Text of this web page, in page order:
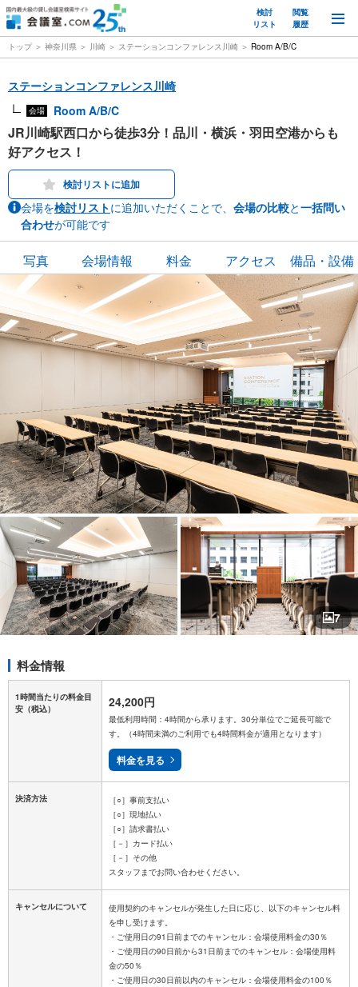
検討
リスト
閲覧
履歴
トップ 神奈川県 川崎 ステーションコンファレンス川崎 Room A/B/C
ステーションコンファレンス川崎
会場 Room A/B/C
JR川崎駅西口から徒歩3分！品川・横浜・羽田空港からも
好アクセス！
検討リストに追加
会場を検討リストに追加いただくことで、 会場の比較と一括問い
合わせが可能です
写真 会場情報 料金 アクセス 備品・設備
7
料金情報
1時間当たりの料金目
安 （税込） 24,200円
最低利用時間：4時間から承ります。30分単位でご延長可能で
す。（4時間未満のご利用でも4時間料金が適用となります）
料金を見る
決済方法
［○］事前支払い
［○］現地払い
［○］請求書払い
［－］カード払い
［－］その他
キャンセルについて
使用契約のキャンセルが発生した日に応じ、以下のキャンセル料
を申し受けます。
・ご使用日の91日前までのキャンセル：会場使用料金の30％
・ご使用日の90日前から31日前までのキャンセル：会場使用料
金の50％
・ご使用日の30日前以内のキャンセル：会場使用料金の100％